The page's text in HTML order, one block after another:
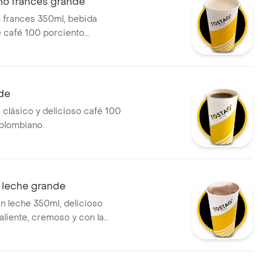
350ml, bebida
café 100 porciento
deslactosada, aroma y
cada sorbo.
clásico y delicioso café 100
grande
leche 350ml, delicioso
cremoso y con la
preparado con leche